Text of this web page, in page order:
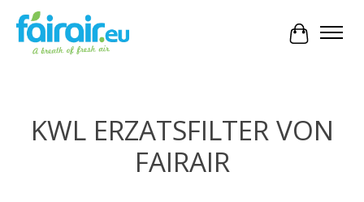
Ihr
KWL ERZATSFILTER VON
FAIRAIR